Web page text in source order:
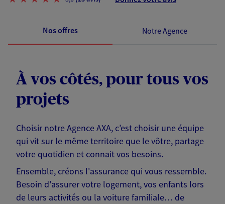
Nos offres Notre Agence
À vos côtés, pour tous vos
projets
Choisir notre Agence AXA, c’est choisir une équipe
qui vit sur le même territoire que le vôtre, partage
votre quotidien et connait vos besoins.
Ensemble, créons l'assurance qui vous ressemble.
Besoin d'assurer votre logement, vos enfants lors
de leurs activités ou la voiture familiale… de